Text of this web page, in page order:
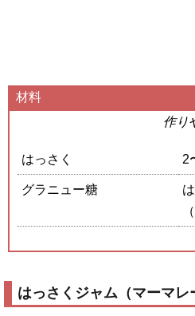
材料
作り
はっさく 2
グラニュー糖
はっさくジャム（マーマ